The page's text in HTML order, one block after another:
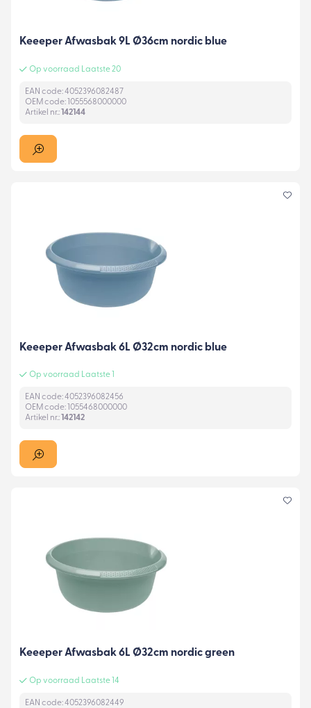
Keeeper Afwasbak 9L Ø36cm nordic blue
Op voorraad Laatste 20
EAN code: 4052396082487
OEM code: 1055568000000
Artikel nr.:142144
Keeeper Afwasbak 6L Ø32cm nordic blue
Op voorraad Laatste 1
EAN code: 4052396082456
OEM code: 1055468000000
Artikel nr.: 142142
Keeeper Afwasbak 6L Ø32cm nordic green
Op voorraad Laatste 14
EAN code: 4052396082449